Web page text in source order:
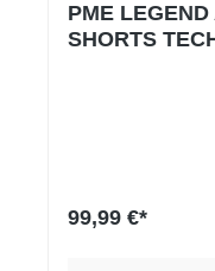
PME
SHORTS
99,99 €*